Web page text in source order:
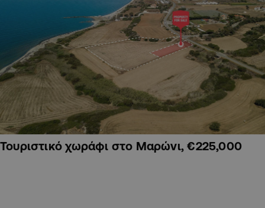
Τουριστικό χωράφι στο Μαρώνι, €225,000